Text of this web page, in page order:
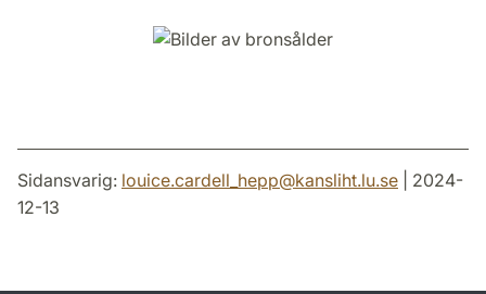
Sidansvarig: louice.cardell_hepp@kansliht.lu.se | 2024-
12-13